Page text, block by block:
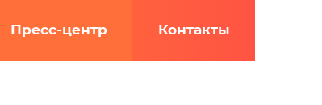
Пресс-центр Контакты